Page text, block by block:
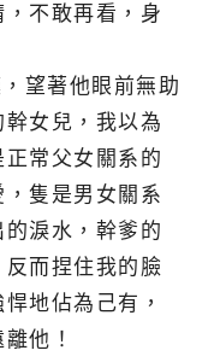
不敢再看，身
望著他眼前無助
女兒，我以為
常父女關系的
隻是男女關系
淚水，幹爹的
而捏住我的臉
地佔為己有，
他！